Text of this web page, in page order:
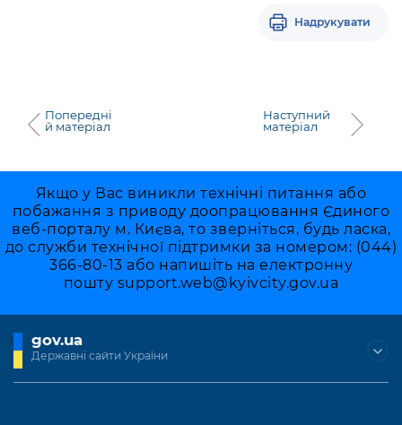
Надрукувати
Попередні
й матеріал
Наступний
матеріал
Якщо у Вас виникли технічні питання або
побажання з приводу доопрацювання Єдиного
веб-порталу м. Києва, то зверніться, будь ласка,
до служби технічної підтримки за номером: (044)
366-80-13 або напишіть на електронну
пошту support.web@kyivcity.gov.ua
gov.ua
Державні сайти України